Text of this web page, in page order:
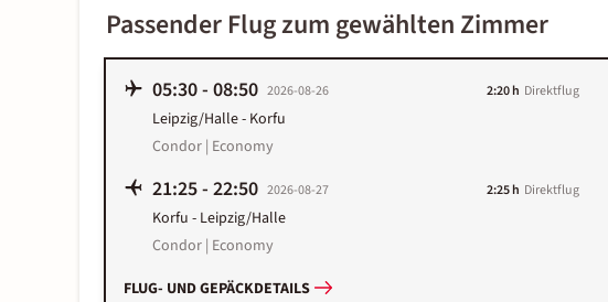
Passender Flug zum gewählten Zimmer
05:30- 08:50 2026-08-26 2:20 h Direktflug
Leipzig/Halle- Korfu
Condor | Economy
21:25- 22:50 2026-08-27 2:25 h Direktflug
Korfu - Leipzig/Halle
Condor | Economy
FLUG- UND GEPÄCKDETAILS